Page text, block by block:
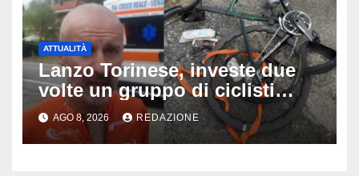
ATTUALITÀ
Lanzo Torinese, investe due
volte un gruppo di ciclisti
dopo una lite: arrestato
73enne, il racconto choc di un
ferito
AGO 8, 2026 REDAZIONE